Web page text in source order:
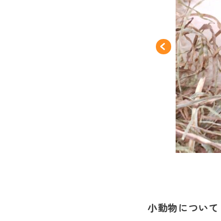
小動物について